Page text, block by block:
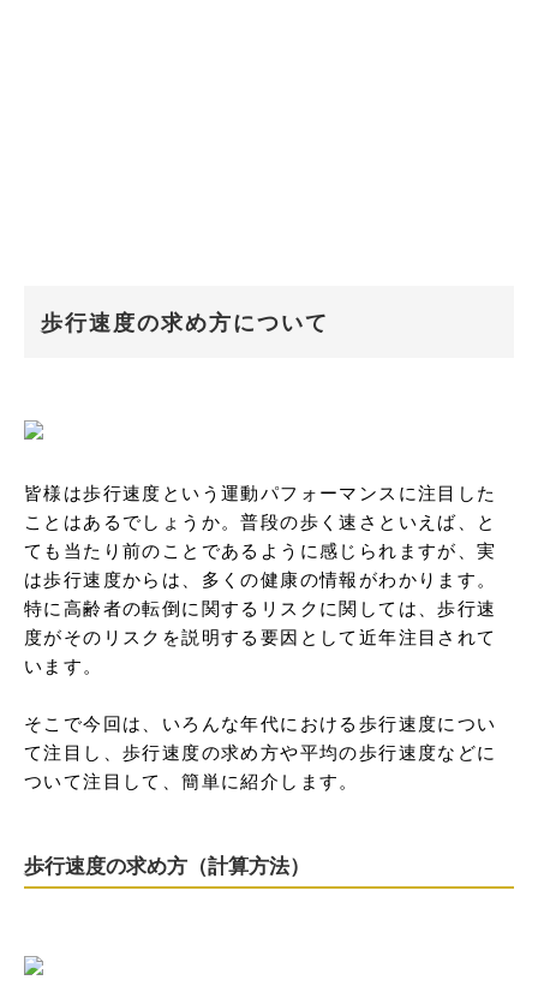
歩行速度の求め方について
皆様は歩行速度という運動パフォーマンスに注目した
ことはあるでしょうか。普段の歩く速さといえば、と
ても当たり前のことであるように感じられますが、実
は歩行速度からは、多くの健康の情報がわかります。
特に高齢者の転倒に関するリスクに関しては、歩行速
度がそのリスクを説明する要因として近年注目されて
います。
そこで今回は、いろんな年代における歩行速度につい
て注目し、歩行速度の求め方や平均の歩行速度などに
ついて注目して、簡単に紹介します。
歩行速度の求め方（計算方法）